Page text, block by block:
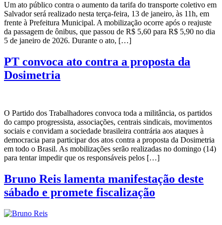
Um ato público contra o aumento da tarifa do transporte coletivo em
Salvador será realizado nesta terça-feira, 13 de janeiro, às 11h, em
frente à Prefeitura Municipal. A mobilização ocorre após o reajuste
da passagem de ônibus, que passou de R$ 5,60 para R$ 5,90 no dia
5 de janeiro de 2026. Durante o ato, […]
PT convoca ato contra a proposta da
Dosimetria
O Partido dos Trabalhadores convoca toda a militância, os partidos
do campo progressista, associações, centrais sindicais, movimentos
sociais e convidam a sociedade brasileira contrária aos ataques à
democracia para participar dos atos contra a proposta da Dosimetria
em todo o Brasil. As mobilizações serão realizadas no domingo (14)
para tentar impedir que os responsáveis pelos […]
Bruno Reis lamenta manifestação deste
sábado e promete fiscalização